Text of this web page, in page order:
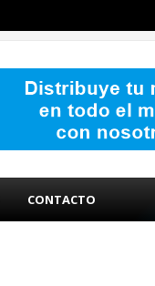
CONTACTO